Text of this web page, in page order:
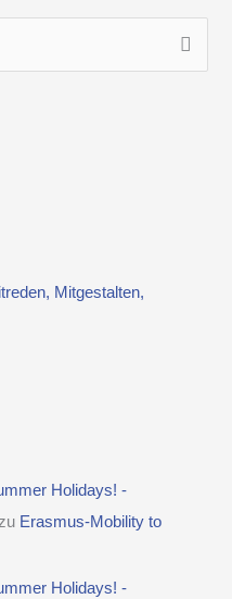
Mitgestalten,
Holidays! -
zu Erasmus-Mobility to
Holidays! -